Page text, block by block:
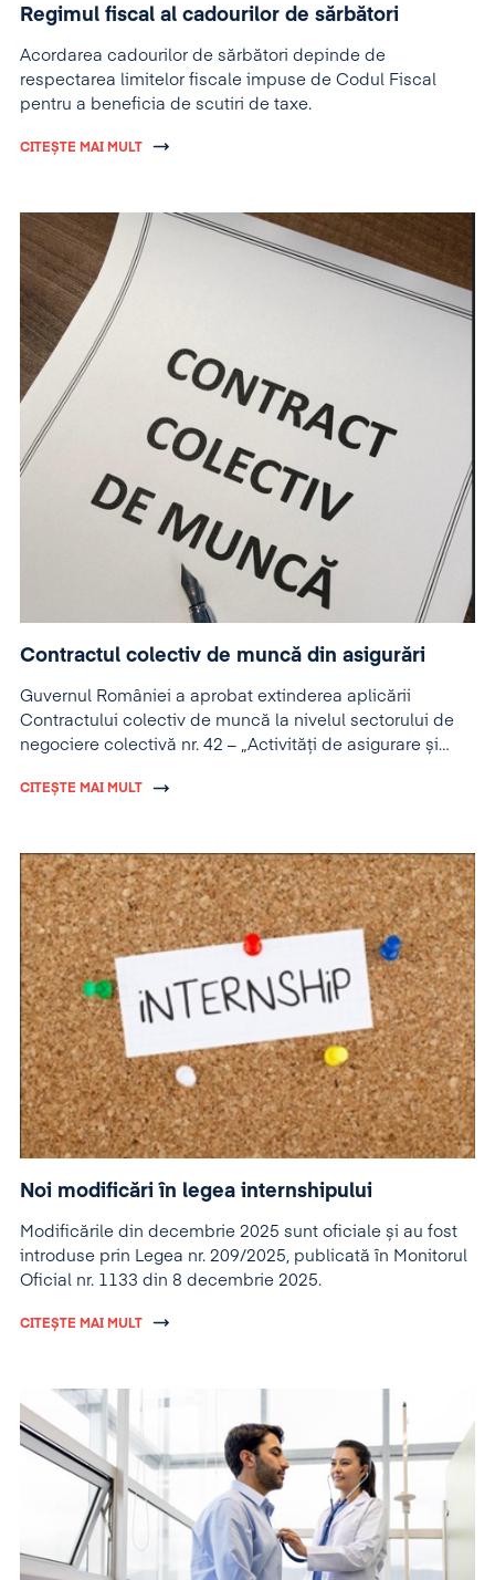
Regimul fiscal al cadourilor de sărbători
Acordarea cadourilor de sărbători depinde de
respectarea limitelor fiscale impuse de Codul Fiscal
pentru a beneficia de scutiri de taxe.
CITEȘTE MAI MULT
Contractul colectiv de muncă din asigurări
Guvernul României a aprobat extinderea aplicării
Contractului colectiv de muncă la nivelul sectorului de
negociere colectivă nr. 42 – „Activități de asigurare și
CITEȘTE MAI MULT
Noi modificări în legea internshipului
Modificările din decembrie 2025 sunt oficiale și au fost
introduse prin Legea nr. 209/2025, publicată în Monitorul
Oficial nr. 1133 din 8 decembrie 2025.
CITEȘTE MAI MULT